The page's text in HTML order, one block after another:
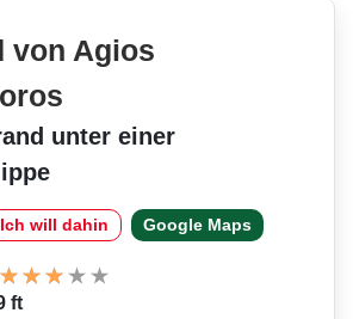
von Agios
unter einer
Ich will dahin Google Maps
ft